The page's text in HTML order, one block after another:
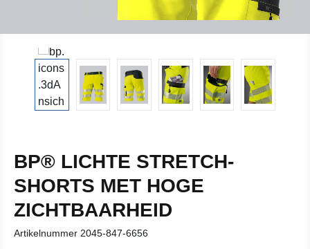
BP® LICHTE STRETCH-
SHORTS MET HOGE
ZICHTBAARHEID
Artikelnummer 2045-847-6656